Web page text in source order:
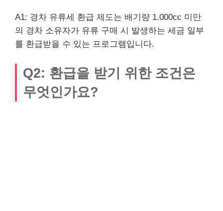
A1: 경차 유류세 환급 제도는 배기량 1.000cc 미만
의 경차 소유자가 유류 구매 시 발생하는 세금 일부
를 환급받을 수 있는 프로그램입니다.
Q2: 환급을 받기 위한 조건은
무엇인가요?